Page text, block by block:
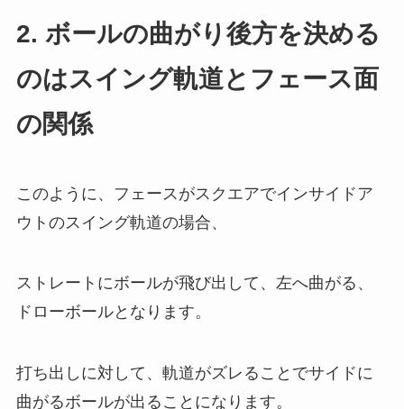
2. ボールの曲がり後方を決める
のはスイング軌道とフェース面
の関係
このように、フェースがスクエアでインサイドア
ウトのスイング軌道の場合、
ストレートにボールが飛び出して、左へ曲がる、
ドローボールとなります。
打ち出しに対して、軌道がズレることでサイドに
曲がるボールが出ることになります。